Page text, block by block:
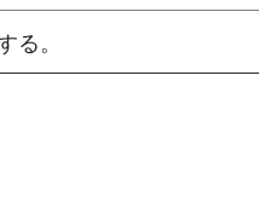
る。